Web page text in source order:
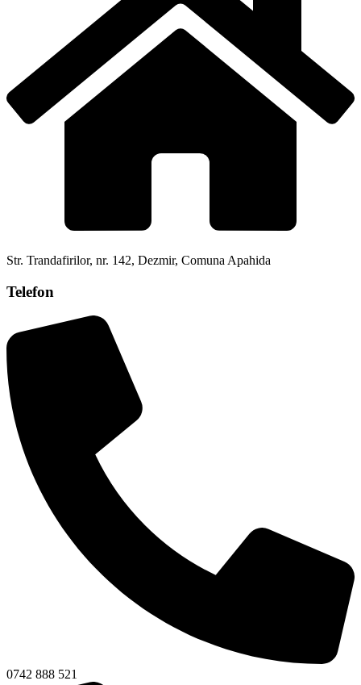
Str. Trandafirilor, nr. 142, Dezmir, Comuna Apahida
Telefon
0742 888 521